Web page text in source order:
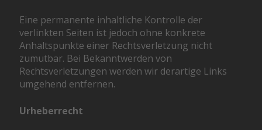
Eine permanente inhaltliche Kontrolle der
verlinkten Seiten ist jedoch ohne konkrete
Anhaltspunkte einer Rechtsverletzung nicht
zumutbar. Bei Bekanntwerden von
Rechtsverletzungen werden wir derartige Links
umgehend entfernen.
Urheberrecht